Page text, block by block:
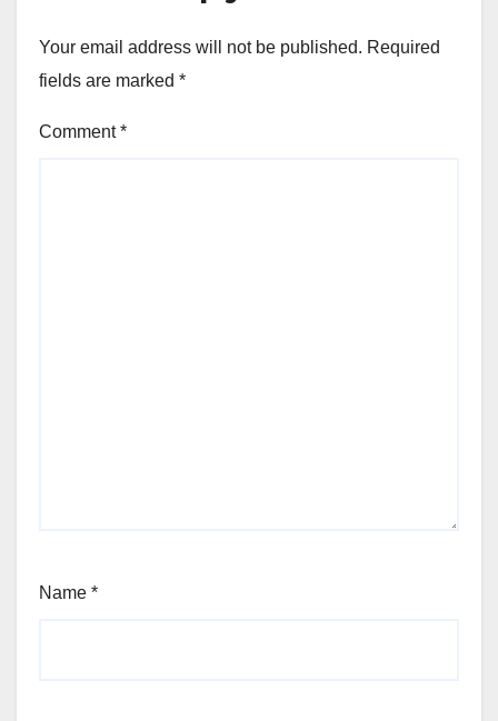
Your email address will not be published. Required
fields are marked *
Comment*
Name *